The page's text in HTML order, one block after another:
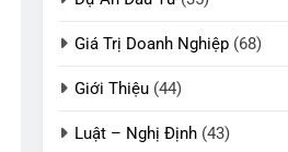
Giá Trị Doanh Nghiệp (68)
Giới Thiệu (44)
Luật – Nghị Định (43)